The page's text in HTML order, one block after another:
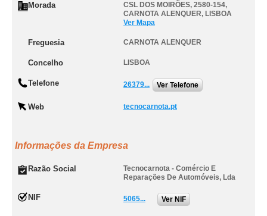
Morada CSL DOS MOIRÕES, 2580-154,
CARNOTA ALENQUER, LISBOA
Ver Mapa
Freguesia CARNOTA ALENQUER
Concelho LISBOA
Telefone 26379... Ver Telefone
Web tecnocarnota.pt
Informações da Empresa
Razão Social
Tecnocarnota - Comércio E
Reparações De Automóveis, Lda
NIF 5065... Ver NIF